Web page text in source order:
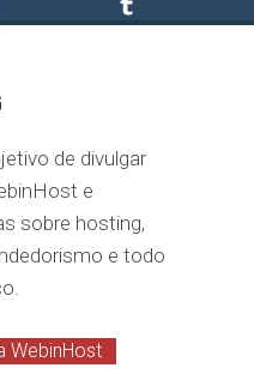
de divulgar
e
sobre hosting,
e todo
WebinHost